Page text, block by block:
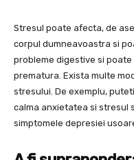
Stresul poate afecta, de
corpul dumneavoastra si
probleme digestive si
prematura. Exista multe
stresului. De exemplu,
calma anxietatea si stresul
simptomele depresiei